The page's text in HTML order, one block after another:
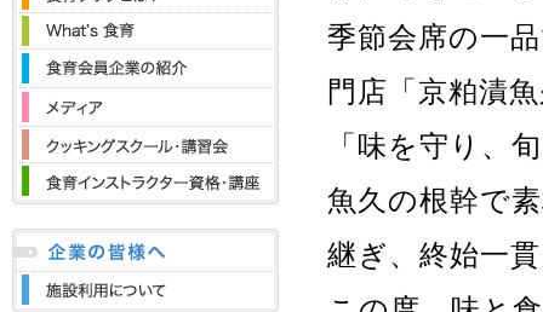
季節会席の一
門店「京粕漬
「味を守り、
魚久の根幹で
継ぎ、終始一